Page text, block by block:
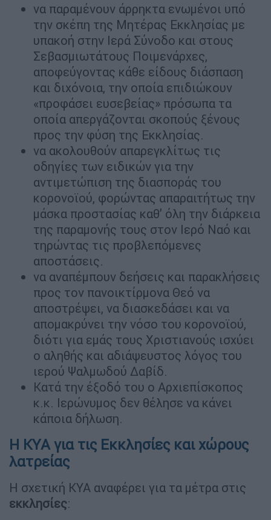
να παραμένουν άρρηκτα ενωμένοι υπό
την σκέπη της Μητέρας Εκκλησίας με
υπακοή στην Ιερά Σύνοδο και στους
Σεβασμιωτάτους Ποιμενάρχες,
αποφεύγοντας κάθε είδους διάσπαση
και διχόνοια, την οποία επιδιώκουν
«προφάσει ευσεβείας» πρόσωπα τα
οποία απεργάζονται σκοπούς ξένους
προς την φύση της Εκκλησίας.
να ακολουθούν απαρεγκλίτως τις
οδηγίες των ειδικών για την
αντιμετώπιση της διασποράς του
κορονοϊού, φορώντας απαραιτήτως την
μάσκα προστασίας καθ’ όλη την διάρκεια
της παραμονής τους στον Ιερό Ναό και
τηρώντας τις προβλεπόμενες
αποστάσεις.
να αναπέμπουν δεήσεις και παρακλήσεις
προς τον πανοικτίρμονα Θεό να
αποστρέψει, να διασκεδάσει και να
απομακρύνει την νόσο του κορονοϊού,
διότι για εμάς τους Χριστιανούς ισχύει
ο αληθής και αδιάψευστος λόγος του
ιερού Ψαλμωδού Δαβίδ.
Κατά την έξοδό του ο Αρχιεπίσκοπος
κ.κ. Ιερώνυμος δεν θέλησε να κάνει
κάποια δήλωση.
Η ΚΥΑ για τις Εκκλησίες και χώρους
λατρείας
Η σχετική ΚΥΑ αναφέρει για τα μέτρα στις
εκκλησίες: